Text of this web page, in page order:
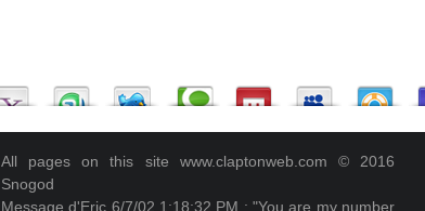
All pages on this site www.claptonweb.com © 2016
Snogod
Message d'Eric 6/7/02 1:18:32 PM : "You are my number